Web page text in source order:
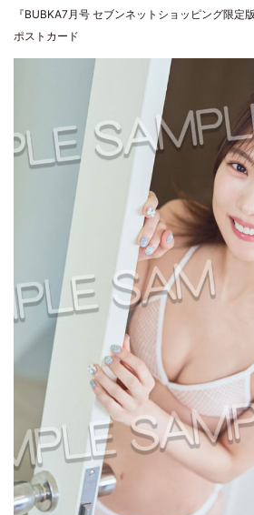
『BUBKA7月号 セブンネットショッピング限定
ポストカード